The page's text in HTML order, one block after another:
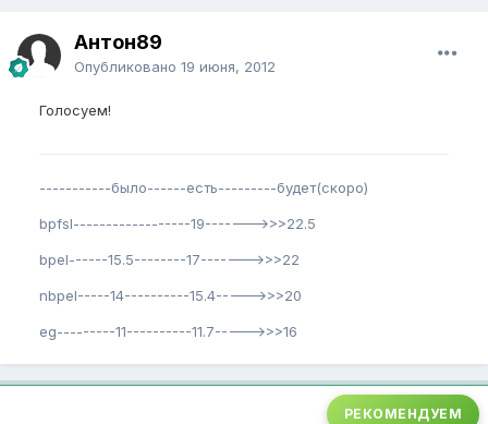
Антон89
Опубликовано 19 июня, 2012
Голосуем!
-----------было------есть---------будет(скоро)
bpfsl------------------19------->>>22.5
bpel------15.5--------17------->>>22
nbpel-----14----------15.4----->>>20
eg---------11----------11.7----->>>16
РЕКОМЕНДУЕМ